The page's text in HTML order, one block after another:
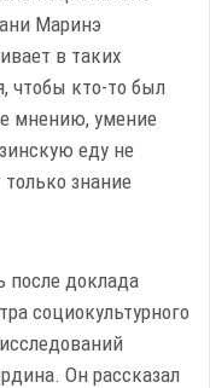
Маринэ
в таких
чтобы кто-то был
мнению, умение
еду не
знание
после доклада
социокультурного
Он рассказал